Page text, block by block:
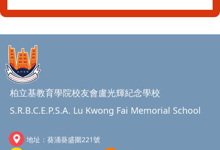
柏立基教育學院校友會盧光輝紀念學校
S.R.B.C.E.P.S.A. Lu Kwong Fai Memorial School
地址： 葵涌葵盛圍221號